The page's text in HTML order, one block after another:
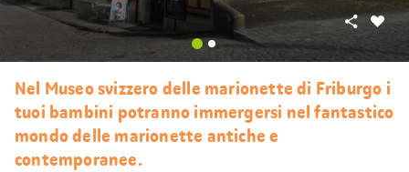
piace
Condividi
Nel Museo svizzero delle marionette di Friburgo i
tuoi bambini potranno immergersi nel fantastico
mondo delle marionette antiche e
contemporanee.